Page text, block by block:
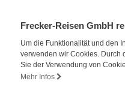
Frecker-Reisen GmbH
Um die Funktionalität und den
verwenden wir Cookies. Durch
Sie der Verwendung von
Mehr Infos